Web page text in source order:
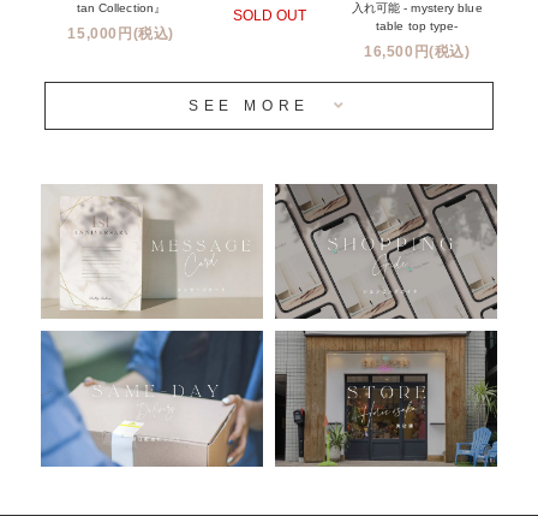
姉妹店＆関連ショップについて
安心のチャビーバルーン
おすすめ商品
バルーン自動販売機
浮くバルーンオーダーメイド - coming soonn -
卓上バルーンオーダーメイド
ムーンリットバルーンについて
その他オーダーメイド
tan Collection』
15,000円(税込)
SOLD OUT
入れ可能 - mystery blue
table top type-
16,500円(税込)
SEE MORE